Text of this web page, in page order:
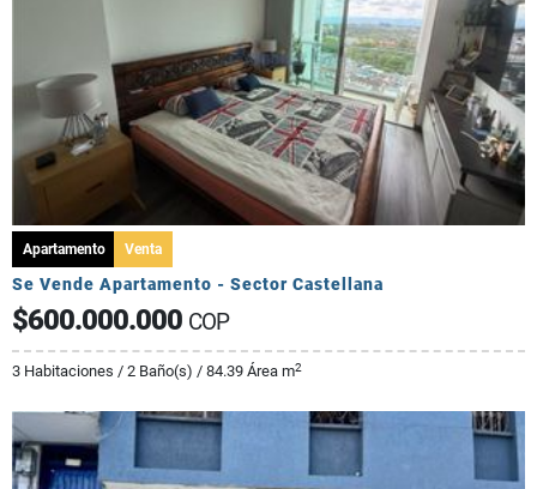
Apartamento Venta
Se Vende Apartamento - Sector Castellana
$600.000.000 COP
3 Habitaciones / 2 Baño(s) / 84.39 Área m2